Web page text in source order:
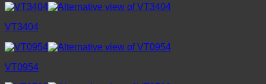
VT3404
VT0954